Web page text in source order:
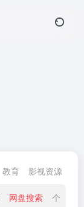
教育 影视资源
网盘搜索 个人信